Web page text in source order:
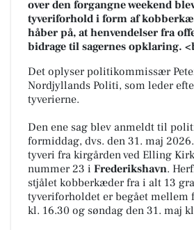
over den forgangne weekend
tyveriforhold i form af
håber på, at henvendelser fra
bidrage til sagernes opklaring.
Det oplyser politikommissær
Nordjyllands Politi, som leder
tyverierne.
Den ene sag blev anmeldt til
formiddag, dvs. den 31. maj
tyveri fra kirgården ved Elling
nummer 23 i Frederikshavn.
stjålet kobberkæder fra i alt 13
tyveriforholdet er begået mellem
kl. 16.30 og søndag den 31. maj